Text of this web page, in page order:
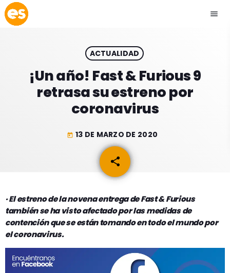
menu
EMISIÓN LA PAZ
EMISIÓN COCHABAMBA
ACTUALIDAD
ESPECTÁCULOS
GEEKERS
MÚSICA
ENTRETENIMIENTO
PROGRAMACIÓN
RADIO SPLENDID
ACTUALIDAD
¡Un año! Fast & Furious 9
retrasa su estreno por
coronavirus
today 13 DE MARZO DE 2020
share
email
· El estreno de la novena entrega de Fast & Furious
también se ha visto afectado por las medidas de
contención que se están tomando en todo el mundo por
el coronavirus.